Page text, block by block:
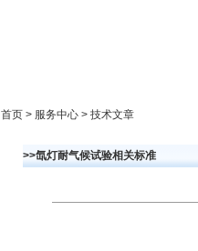
首页 > 服务中心 > 技术文章
>>氙灯耐气候试验相关标准